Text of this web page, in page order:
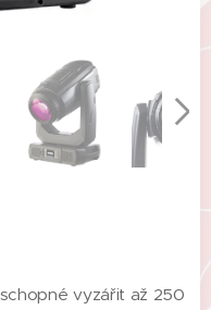
vyzářit až 250